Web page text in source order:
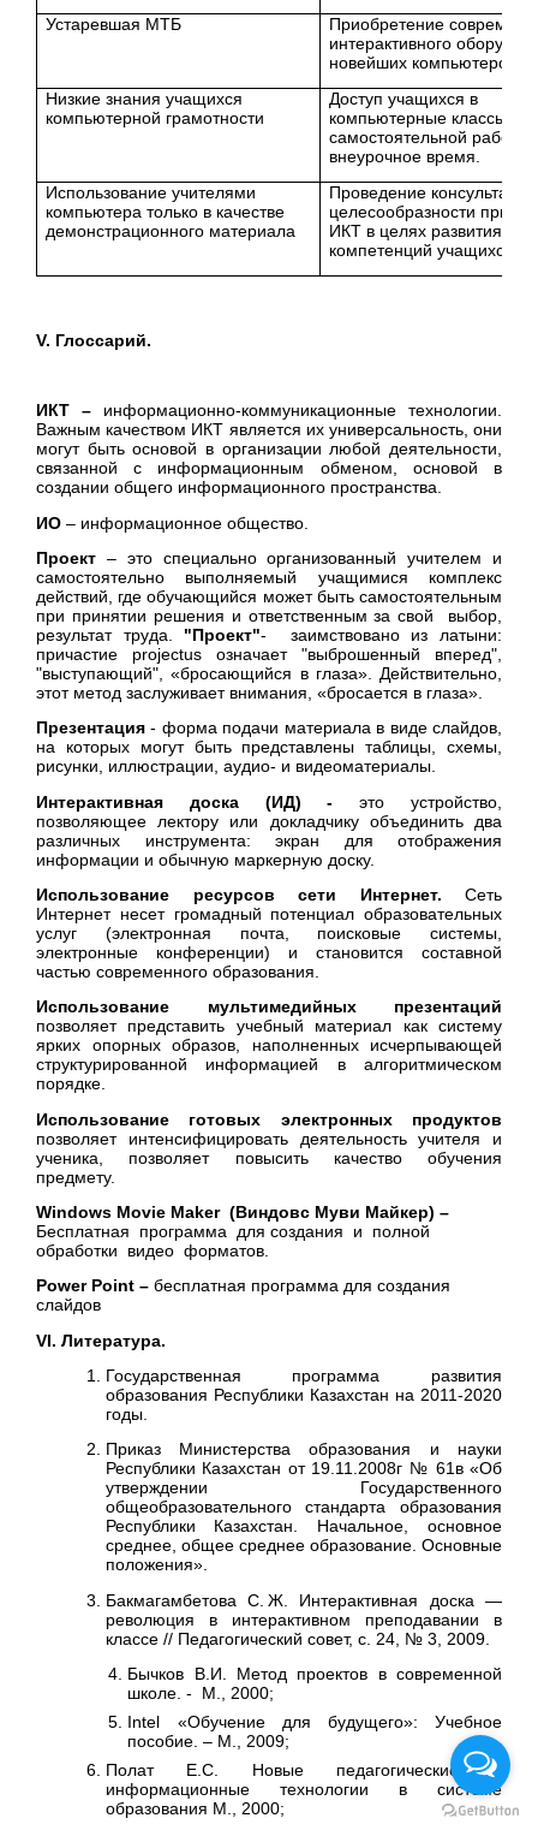
Устаревшая МТБ
Приобретение
интерактивного
новейших компьютеров.
Низкие знания учащихся
компьютерной грамотности
Доступ учащихся в
компьютерные классы
самостоятельной работы
внеурочное время.
Использование учителями
компьютера только в качестве
демонстрационного материала
Проведение
целесообразности
ИКТ в целях развития
компетенций учащихся
V. Глоссарий.
ИКТ – информационно-коммуникационные технологии.
Важным качеством ИКТ является их универсальность, они
могут быть основой в организации любой деятельности,
связанной с информационным обменом, основой в
создании общего информационного пространства.
ИО – информационное общество.
Проект – это специально организованный учителем и
самостоятельно выполняемый учащимися комплекс
действий, где обучающийся может быть самостоятельным
при принятии решения и ответственным за свой выбор,
результат труда. "Проект"- заимствовано из латыни:
причастие projectus означает "выброшенный вперед",
"выступающий", «бросающийся в глаза». Действительно,
этот метод заслуживает внимания, «бросается в глаза».
Презентация - форма подачи материала в виде слайдов,
на которых могут быть представлены таблицы, схемы,
рисунки, иллюстрации, аудио- и видеоматериалы.
Интерактивная доска (ИД) - это устройство,
позволяющее лектору или докладчику объединить два
различных инструмента: экран для отображения
информации и обычную маркерную доску.
Использование ресурсов сети Интернет. Сеть
Интернет несет громадный потенциал образовательных
услуг (электронная почта, поисковые системы,
электронные конференции) и становится составной
частью современного образования.
Использование мультимедийных презентаций
позволяет представить учебный материал как систему
ярких опорных образов, наполненных исчерпывающей
структурированной информацией в алгоритмическом
порядке.
Использование готовых электронных продуктов
позволяет интенсифицировать деятельность учителя и
ученика, позволяет повысить качество обучения
предмету.
Windows Movie Maker (Виндовс Муви Майкер) –
Бесплатная программа для создания и полной
обработки видео форматов.
Power Point – бесплатная программа для создания
слайдов
VI. Литература.
Государственная программа развития
образования Республики Казахстан на 2011-2020
годы.
Приказ Министерства образования и науки
Республики Казахстан от 19.11.2008г № 61в «Об
утверждении Государственного
общеобразовательного стандарта образования
Республики Казахстан. Начальное, основное
среднее, общее среднее образование. Основные
положения».
Бакмагамбетова С. Ж. Интерактивная доска —
революция в интерактивном преподавании в
классе // Педагогический совет, с. 24, № 3, 2009.
Бычков В.И. Метод проектов в современной
школе. - М., 2000;
Intel «Обучение для будущего»: Учебное
пособие. – М., 2009;
Полат Е.С. Новые педагогические и
информационные технологии в системе
образования М., 2000;